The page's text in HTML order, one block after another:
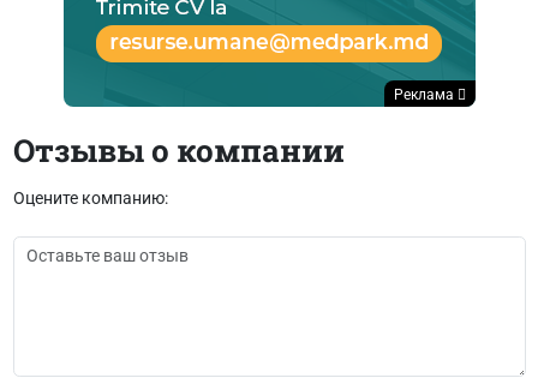
Реклама
Отзывы о компании
Оцените компанию: